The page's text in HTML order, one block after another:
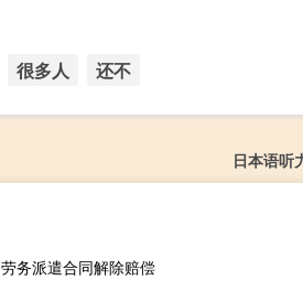
很多人 还不
日本语听
劳务派遣合同解除赔偿